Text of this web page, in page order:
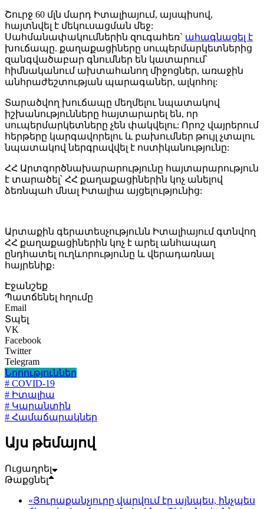
Շուրջ 60 մլն մարդ Իտալիայում, այսպիսով,
հայտնվել է մեկուսացման մեջ:
Սահմանափակումներին զուգահեռ` ահագնացել է
խուճապը. քաղաքացիները սուպերմարկետներից
զանգվածաբար գնումներ են կատարում՝
հիմնականում ախտահանող միջոցներ, առաջին
անհրաժեշտության պարագաներ, ալկոհոլ:
Տարածվող խուճապը մեղմելու նպատակով
իշխանությունները հայտարարել են, որ
սուպերմարկետները չեն փակվելու: Որոշ վայրերում
հերթերը կարգավորելու և բախումներ թույլ չտալու
նպատակով ներգրավվել է ոստիկանությունը:
ՀՀ Արտգործնախարարությունը հայտարարություն
է տարածել՝ ՀՀ քաղաքացիներին կոչ անելով
ձեռնպահ մնալ Իտալիա այցելությունից:
Արտաքին գերատեսչությունն Իտալիայում գտնվող
ՀՀ քաղաքացիներին կոչ է արել անհապաղ
ընդհատել ուղևորությունը և վերադառնալ
հայրենիք։
Էջանշեք
Պատճենել հղումը
Email
Տպել
VK
Facebook
Twitter
Telegram
Նորություններ
# COVID-19
# Իտալիա
# Կարանտին
# Համաճարակներ
Այս թեմայով
Ուցադրել
Թաքցնել
«Յուրաքանչյուրը վարվում էր այնպես, ինչպես